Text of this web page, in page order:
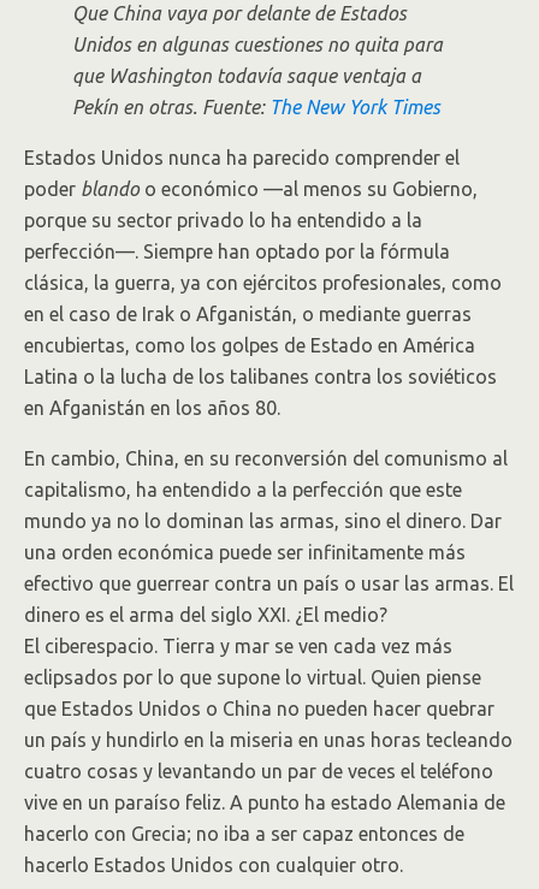
Que China vaya por delante de Estados
Unidos en algunas cuestiones no quita para
que Washington todavía saque ventaja a
Pekín en otras. Fuente: The New York Times
Estados Unidos nunca ha parecido comprender el
poder blandoo económico —al menos su Gobierno,
porque su sector privado lo ha entendido a la
perfección—. Siempre han optado por la fórmula
clásica, la guerra, ya con ejércitos profesionales, como
en el caso de Irak o Afganistán, o mediante guerras
encubiertas, como los golpes de Estado en América
Latina o la lucha de los talibanes contra los soviéticos
en Afganistán en los años 80.
En cambio, China, en su reconversión del comunismo al
capitalismo, ha entendido a la perfección que este
mundo ya no lo dominan las armas, sino el dinero. Dar
una orden económica puede ser infinitamente más
efectivo que guerrear contra un país o usar las armas. El
dinero es el arma del siglo XXI. ¿El medio?
El ciberespacio. Tierra y mar se ven cada vez más
eclipsados por lo que supone lo virtual. Quien piense
que Estados Unidos o China no pueden hacer quebrar
un país y hundirlo en la miseria en unas horas tecleando
cuatro cosas y levantando un par de veces el teléfono
vive en un paraíso feliz. A punto ha estado Alemania de
hacerlo con Grecia; no iba a ser capaz entonces de
hacerlo Estados Unidos con cualquier otro.